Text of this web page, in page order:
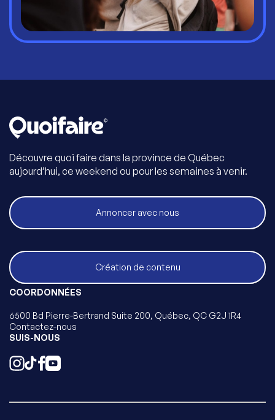
Découvre quoi faire dans la province de Québec
aujourd’hui, ce weekend ou pour les semaines à venir.
Annoncer avec nous
Création de contenu
COORDONNÉES
6500 Bd Pierre-Bertrand Suite 200, Québec, QC G2J 1R4
Contactez-nous
SUIS-NOUS